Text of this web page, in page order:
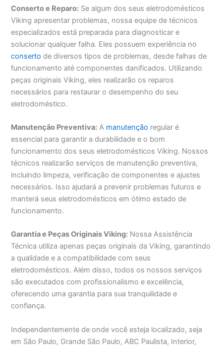
Conserto e Reparo: Se algum dos seus eletrodomésticos
Viking apresentar problemas, nossa equipe de técnicos
especializados está preparada para diagnosticar e
solucionar qualquer falha. Eles possuem experiência no
conserto de diversos tipos de problemas, desde falhas de
funcionamento até componentes danificados. Utilizando
peças originais Viking, eles realizarão os reparos
necessários para restaurar o desempenho do seu
eletrodoméstico.
Manutenção Preventiva: A manutenção regular é
essencial para garantir a durabilidade e o bom
funcionamento dos seus eletrodomésticos Viking. Nossos
técnicos realizarão serviços de manutenção preventiva,
incluindo limpeza, verificação de componentes e ajustes
necessários. Isso ajudará a prevenir problemas futuros e
manterá seus eletrodomésticos em ótimo estado de
funcionamento.
Garantia e Peças Originais Viking: Nossa Assistência
Técnica utiliza apenas peças originais da Viking, garantindo
a qualidade e a compatibilidade com seus
eletrodomésticos. Além disso, todos os nossos serviços
são executados com profissionalismo e excelência,
oferecendo uma garantia para sua tranquilidade e
confiança.
Independentemente de onde você esteja localizado, seja
em São Paulo, Grande São Paulo, ABC Paulista, Interior,